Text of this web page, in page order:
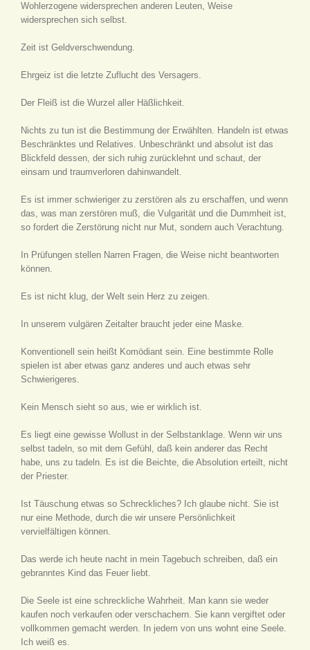
Wohlerzogene widersprechen anderen Leuten, Weise
widersprechen sich selbst.
Zeit ist Geldverschwendung.
Ehrgeiz ist die letzte Zuflucht des Versagers.
Der Fleiß ist die Wurzel aller Häßlichkeit.
Nichts zu tun ist die Bestimmung der Erwählten. Handeln ist etwas
Beschränktes und Relatives. Unbeschränkt und absolut ist das
Blickfeld dessen, der sich ruhig zurücklehnt und schaut, der
einsam und traumverloren dahinwandelt.
Es ist immer schwieriger zu zerstören als zu erschaffen, und wenn
das, was man zerstören muß, die Vulgarität und die Dummheit ist,
so fordert die Zerstörung nicht nur Mut, sondern auch Verachtung.
In Prüfungen stellen Narren Fragen, die Weise nicht beantworten
können.
Es ist nicht klug, der Welt sein Herz zu zeigen.
In unserem vulgären Zeitalter braucht jeder eine Maske.
Konventionell sein heißt Komödiant sein. Eine bestimmte Rolle
spielen ist aber etwas ganz anderes und auch etwas sehr
Schwierigeres.
Kein Mensch sieht so aus, wie er wirklich ist.
Es liegt eine gewisse Wollust in der Selbstanklage. Wenn wir uns
selbst tadeln, so mit dem Gefühl, daß kein anderer das Recht
habe, uns zu tadeln. Es ist die Beichte, die Absolution erteilt, nicht
der Priester.
Ist Täuschung etwas so Schreckliches? Ich glaube nicht. Sie ist
nur eine Methode, durch die wir unsere Persönlichkeit
vervielfältigen können.
Das werde ich heute nacht in mein Tagebuch schreiben, daß ein
gebranntes Kind das Feuer liebt.
Die Seele ist eine schreckliche Wahrheit. Man kann sie weder
kaufen noch verkaufen oder verschachern. Sie kann vergiftet oder
vollkommen gemacht werden. In jedem von uns wohnt eine Seele.
Ich weiß es.